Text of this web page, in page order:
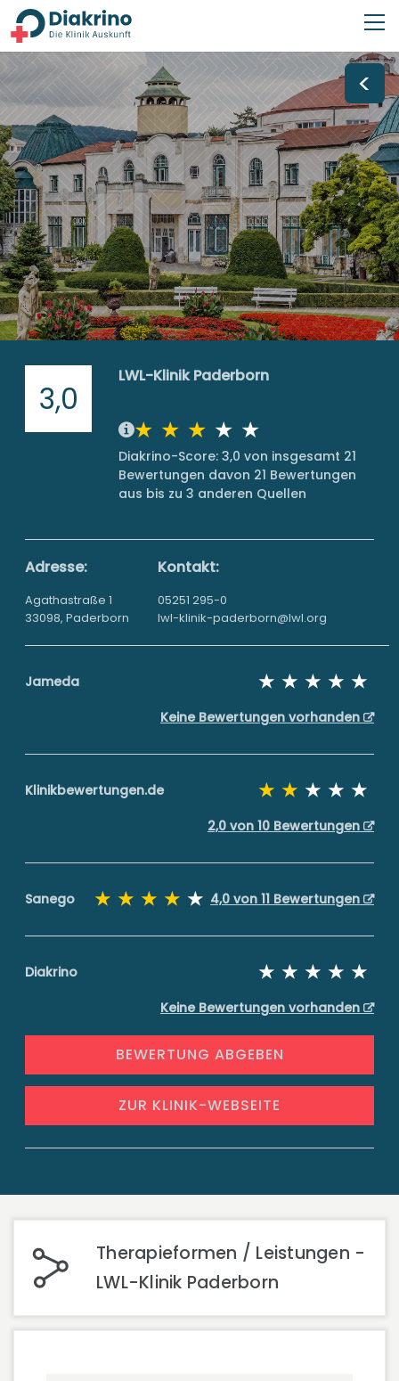
<
3,0
LWL-Klinik Paderborn
Diakrino-Score: 3,0 von insgesamt 21
Bewertungen davon 21 Bewertungen
aus bis zu 3 anderen Quellen
Adresse:
Agathastraße 1
33098, Paderborn
Kontakt:
05251 295-0
lwl-klinik-paderborn@lwl.org
Jameda
Keine Bewertungen vorhanden
Klinikbewertungen.de
2,0 von 10 Bewertungen
Sanego 4,0 von 11 Bewertungen
Diakrino
Keine Bewertungen vorhanden
BEWERTUNG ABGEBEN
ZUR KLINIK-WEBSEITE
Therapieformen / Leistungen -
LWL-Klinik Paderborn